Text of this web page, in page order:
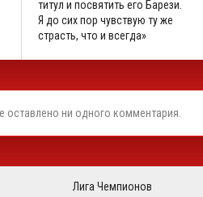
титул и посвятить его Барези.
Я до сих пор чувствую ту же
страсть, что и всегда»
оставлено ни одного комментария.
Лига Чемпионов